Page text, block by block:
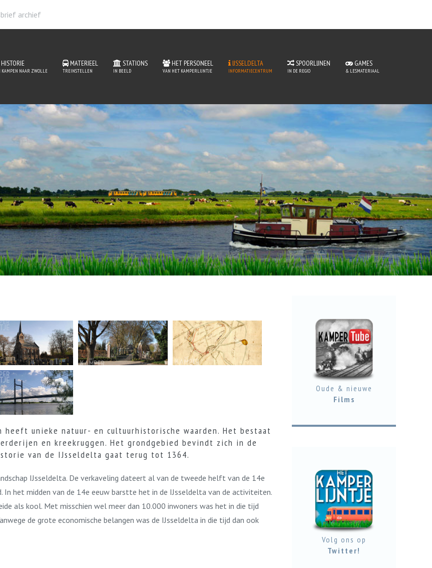
archief
HISTORIE
KAMPEN NAAR ZWOLLE
MATERIEEL
TREINSTELLEN
STATIONS
IN BEELD
HET PERSONEEL
VAN HET KAMPERLIJNTJE
IJSSELDELTA
INFORMATIECENTRUM
SPOORLIJNEN
IN DE REGIO
GAMES
& LESMATERIAAL
IJsseldelta
MEER INFORMATIE
unieke natuur- en cultuurhistorische waarden. Het bestaat
en kreekruggen. Het grondgebied bevindt zich in de
van de IJsseldelta gaat terug tot 1364.
IJsseldelta. De verkaveling dateert al van de tweede helft van de 14e
In het midden van de 14e eeuw barstte het in de IJsseldelta van de activiteiten.
als kool. Met misschien wel meer dan 10.000 inwoners was het in die tijd
de grote economische belangen was de IJsseldelta in die tijd dan ook
Oude & nieuwe
Films
Volg ons op
Twitter!